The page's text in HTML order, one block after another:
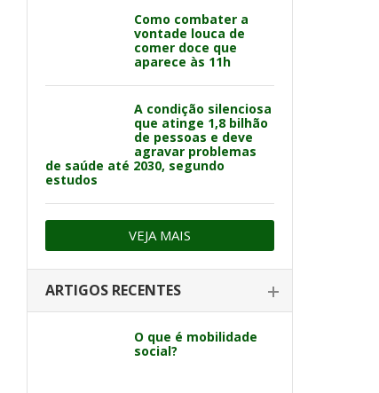
Como combater a
vontade louca de
comer doce que
aparece às 11h
A condição silenciosa
que atinge 1,8 bilhão
de pessoas e deve
agravar problemas
de saúde até 2030, segundo
estudos
VEJA MAIS
ARTIGOS RECENTES
O que é mobilidade
social?